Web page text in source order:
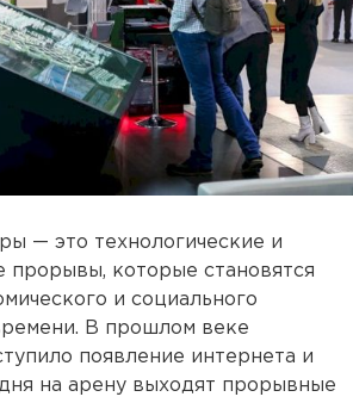
— это технологические и
прорывы, которые становятся
и социального
В прошлом веке
появление интернета и
на арену выходят прорывные